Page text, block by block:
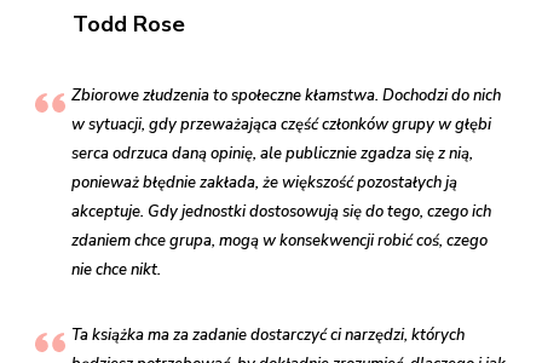
Todd Rose
Zbiorowe złudzenia to społeczne kłamstwa. Dochodzi do nich
w sytuacji, gdy przeważająca część członków grupy w głębi
serca odrzuca daną opinię, ale publicznie zgadza się z nią,
ponieważ błędnie zakłada, że większość pozostałych ją
akceptuje. Gdy jednostki dostosowują się do tego, czego ich
zdaniem chce grupa, mogą w konsekwencji robić coś, czego
nie chce nikt.
Ta książka ma za zadanie dostarczyć ci narzędzi, których